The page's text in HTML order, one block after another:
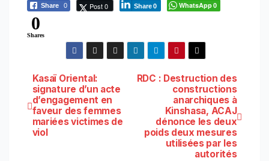
Share 0 Post 0 Share0 WhatsApp0
0
Shares
Navigation
de
l’article
RDC : Destruction des
constructions
anarchiques à
Kinshasa, ACAJ
dénonce les deux
poids deux mesures
utilisées par les
autorités
Kasaï Oriental:
signature d’un acte
d’engagement en
faveur des femmes
mariées victimes de
viol